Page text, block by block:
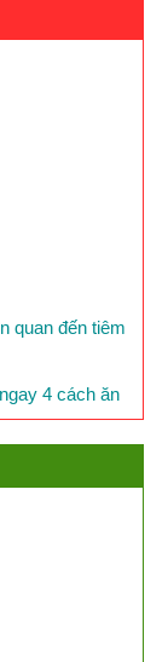
đến tiêm
4 cách ăn
đái tháo